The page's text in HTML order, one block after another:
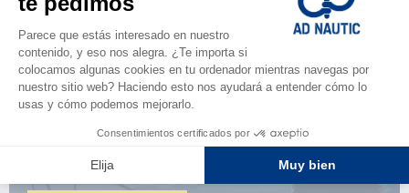
ESPACIO FIDELIDAD
¿Eres apasionado?
Benefíciate de ventajas exclusivas